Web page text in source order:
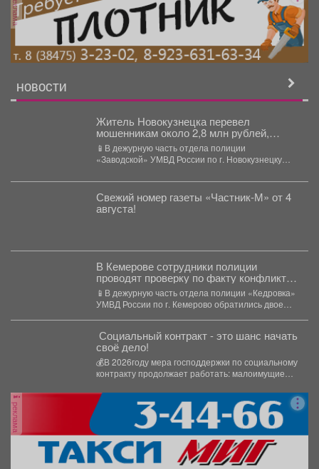
реклама
НОВОСТИ
Житель Новокузнецка перевел
мошенникам около 2,8 млн рублей,
пытаясь купить билет на спектакль на
фишинговом сайте театра
📱В дежурную часть отдела полиции
«Заводской» УМВД России по г. Новокузнецку
Свежий номер газеты «Частник‑М» от 4
августа!
В Кемерове сотрудники полиции
проводят проверку по факту конфликта
между двумя местными жителями
📱В дежурную часть отдела полиции «Кедровка»
УМВД России по г. Кемерово обратились двое
Социальный контракт - это шанс начать
своё дело!
💰В 2026году мера господдержки по социальному
контракту продолжает работать: малоимущие
реклама